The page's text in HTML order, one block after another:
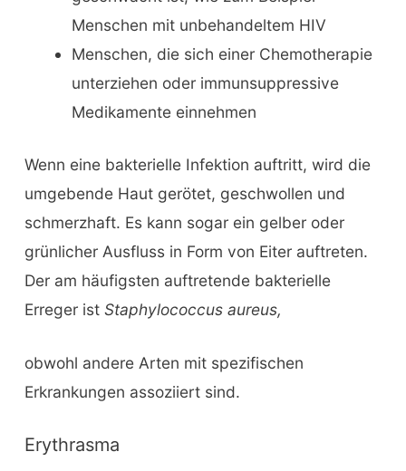
Menschen mit unbehandeltem HIV
Menschen, die sich einer Chemotherapie
unterziehen oder immunsuppressive
Medikamente einnehmen
Wenn eine bakterielle Infektion auftritt, wird die
umgebende Haut gerötet, geschwollen und
schmerzhaft. Es kann sogar ein gelber oder
grünlicher Ausfluss in Form von Eiter auftreten.
Der am häufigsten auftretende bakterielle
Erreger ist Staphylococcus aureus,
obwohl andere Arten mit spezifischen
Erkrankungen assoziiert sind.
Erythrasma